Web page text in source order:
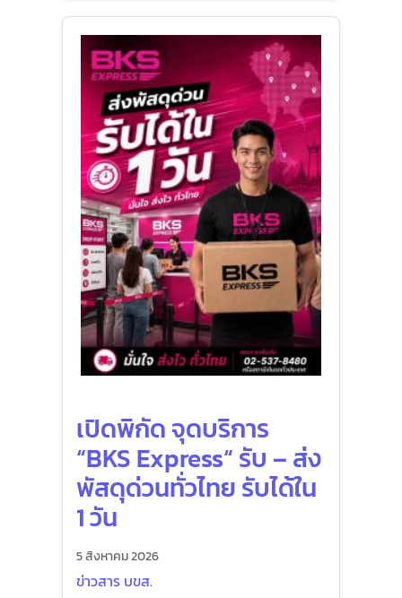
เปิดพิกัด จุดบริการ
“BKS Express“ รับ – ส่ง
พัสดุด่วนทั่วไทย รับได้ใน
1 วัน
5 สิงหาคม 2026
ข่าวสาร บขส.